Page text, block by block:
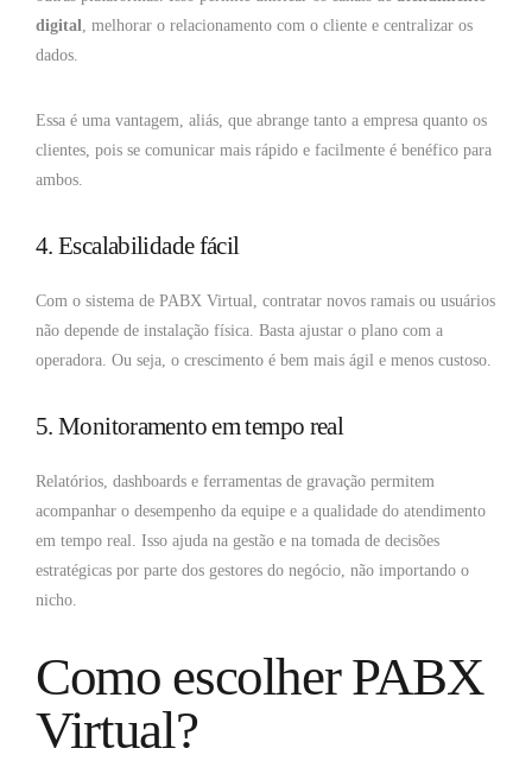
digital , melhorar o relacionamento com o cliente e centralizar os
dados.
Essa é uma vantagem, aliás, que abrange tanto a empresa quanto os
clientes, pois se comunicar mais rápido e facilmente é benéfico para
ambos.
4. Escalabilidade fácil
Com o sistema de PABX Virtual, contratar novos ramais ou usuários
não depende de instalação física. Basta ajustar o plano com a
operadora. Ou seja, o crescimento é bem mais ágil e menos custoso.
5. Monitoramento em tempo real
Relatórios, dashboards e ferramentas de gravação permitem
acompanhar o desempenho da equipe e a qualidade do atendimento
em tempo real. Isso ajuda na gestão e na tomada de decisões
estratégicas por parte dos gestores do negócio, não importando o
nicho.
Como escolher PABX
Virtual?